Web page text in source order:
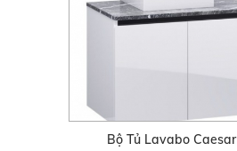
Bộ Tủ Lavabo Caesar